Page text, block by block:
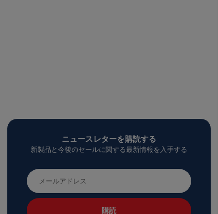
ニュースレターを購読する
新製品と今後のセールに関する最新情報を入手する
メ
ー
ル
ア